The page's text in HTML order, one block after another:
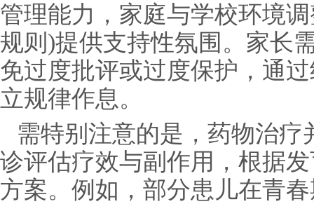
管理能力，家庭与学校环境
规则)提供支持性氛围。家长
免过度批评或过度保护，通
立规律作息。
需特别注意的是，药物治疗
诊评估疗效与副作用，根据
方案。例如，部分患儿在青